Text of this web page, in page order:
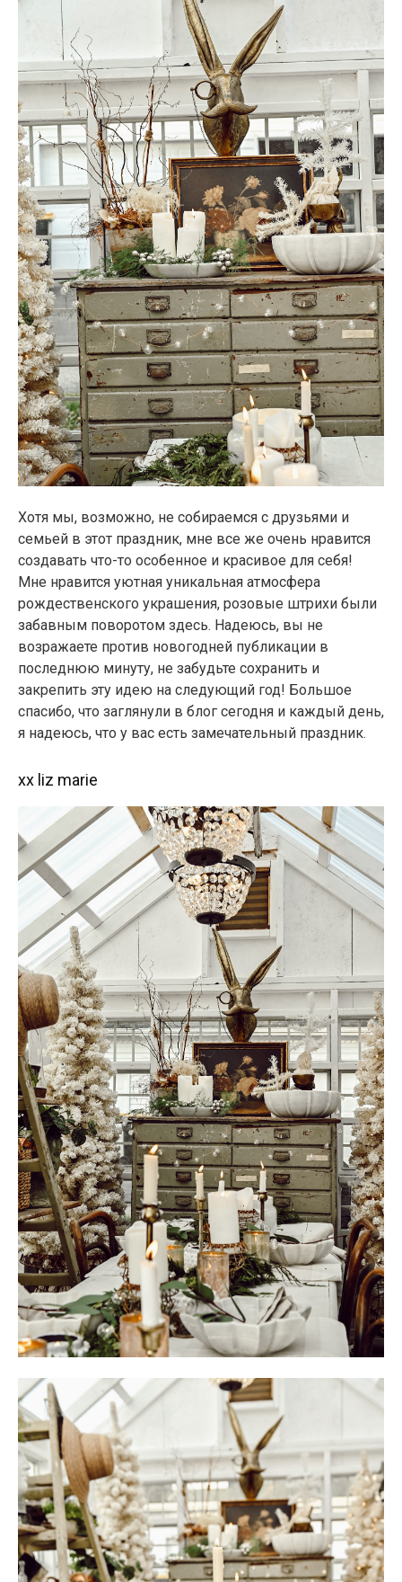
Хотя мы, возможно, не собираемся с друзьями и
семьей в этот праздник, мне все же очень нравится
создавать что-то особенное и красивое для себя!
Мне нравится уютная уникальная атмосфера
рождественского украшения, розовые штрихи были
забавным поворотом здесь. Надеюсь, вы не
возражаете против новогодней публикации в
последнюю минуту, не забудьте сохранить и
закрепить эту идею на следующий год! Большое
спасибо, что заглянули в блог сегодня и каждый день,
я надеюсь, что у вас есть замечательный праздник.
xx liz marie